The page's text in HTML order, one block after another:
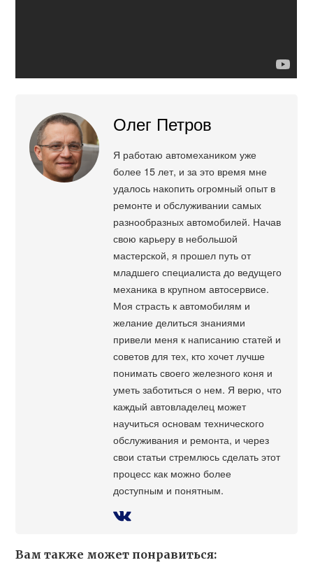
Олег Петров
Я работаю автомехаником уже
более 15 лет, и за это время мне
удалось накопить огромный опыт в
ремонте и обслуживании самых
разнообразных автомобилей. Начав
свою карьеру в небольшой
мастерской, я прошел путь от
младшего специалиста до ведущего
механика в крупном автосервисе.
Моя страсть к автомобилям и
желание делиться знаниями
привели меня к написанию статей и
советов для тех, кто хочет лучше
понимать своего железного коня и
уметь заботиться о нем. Я верю, что
каждый автовладелец может
научиться основам технического
обслуживания и ремонта, и через
свои статьи стремлюсь сделать этот
процесс как можно более
доступным и понятным.
Вам также может понравиться: